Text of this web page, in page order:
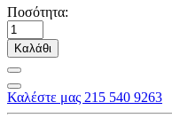
Ποσότητα:
Καλάθι
Καλέστε μας 215 540 9263